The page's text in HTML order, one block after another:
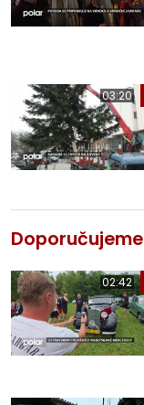
03:20
Doporučujeme
02:42